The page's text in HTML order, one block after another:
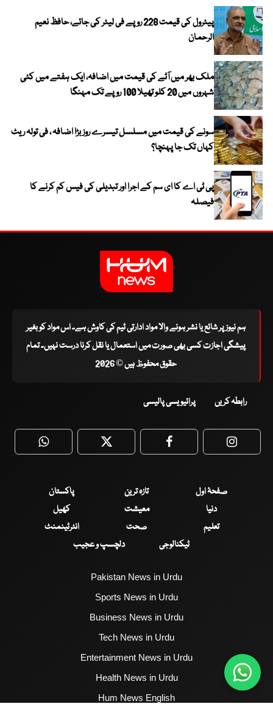
پیٹرول کی قیمت 228 روپے فی لیٹر کی جائے، حافظ نعیم
الرحمان
ملک بھر میں آٹے کی قیمت میں اضافہ، ایک ہفتے میں کئی
شہروں میں 20 کلو تھیلا 100 روپے تک مہنگا
سونے کی قیمت میں مسلسل تیسرے روز بڑا اضافہ ، فی تولہ ریٹ
کہاں تک جا پہنچا؟
پی ٹی اے کا ای سم کے اجرا اور تبدیلی کی فیس کم کرنے کا
فیصلہ
ہم نیوز پر شائع یا نشر ہونے والا مواد ادارتی ٹیم کی کاوش ہے۔ اس مواد کو بغیر
پیشگی اجازت کسی بھی صورت میں استعمال یا نقل کرنا درست نہیں۔ تمام
حقوق محفوظ ہیں © 2026
رابطہ کریں پرائیویسی پالیسی
WhatsApp Twitter Facebook
صفحۂ اول تازہ ترین
پاکستان
دنیا
معیشت
کھیل
تعلیم
صحت
انٹرٹینمنٹ
ٹیکنالوجی
دلچسپ و عجیب
Pakistan News in Urdu
Sports News in Urdu
Business News in Urdu
Tech News in Urdu
Entertainment News in Urdu
Health News in Urdu
Hum News English